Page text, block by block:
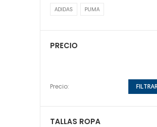
ADIDAS PUMA
PRECIO
Precio:
TALLAS ROPA